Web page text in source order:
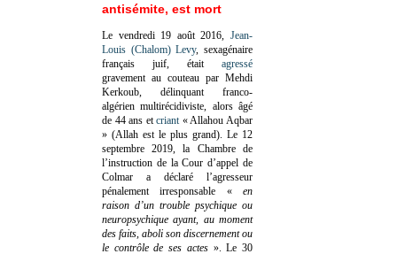
antisémite, est mort
Le vendredi 19 août 2016, Jean-
Louis (Chalom) Levy, sexagénaire
français juif, était agressé
gravement au couteau par Mehdi
Kerkoub, délinquant franco-
algérien multirécidiviste, alors âgé
de 44 ans etcriant « Allahou Aqbar
» (Allah est le plus grand). Le 12
septembre 2019, la Chambre de
l’instruction de la Cour d’appel de
Colmar a déclaré l’agresseur
pénalement irresponsable «en
raison d’un trouble psychique ou
neuropsychique ayant, au moment
des faits, aboli son discernement ou
le contrôle de ses actes». Le 30